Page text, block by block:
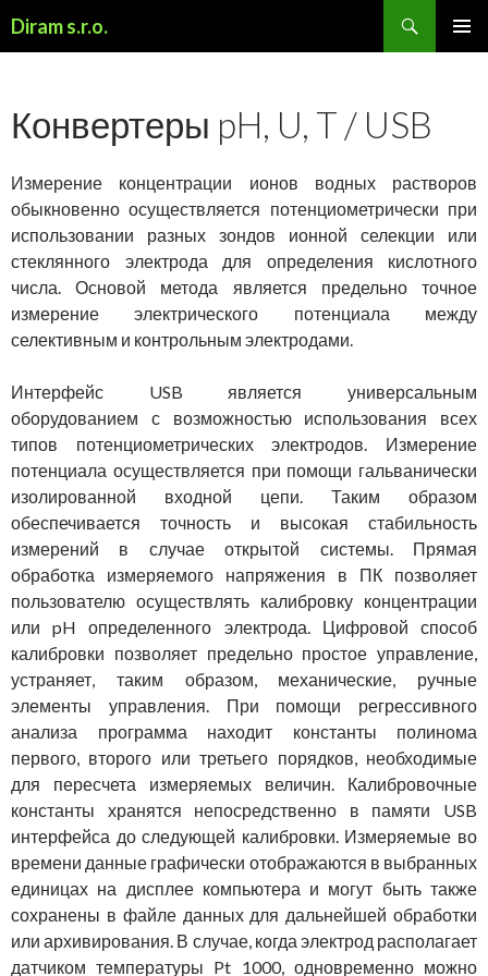
Diram s.r.o.
Конвертеры pH, U, T / USB
Измерение концентрации ионов водных растворов
обыкновенно осуществляется потенциометрически при
использовании разных зондов ионной селекции или
стеклянного электрода для определения кислотного
числа. Основой метода является предельно точное
измерение электрического потенциала между
селективным и контрольным электродами.
Интерфейс USB является универсальным
оборудованием с возможностью использования всех
типов потенциометрических электродов. Измерение
потенциала осуществляется при помощи гальванически
изолированной входной цепи. Таким образом
обеспечивается точность и высокая стабильность
измерений в случае открытой системы. Прямая
обработка измеряемого напряжения в ПК позволяет
пользователю осуществлять калибровку концентрации
или pH определенного электрода. Цифровой способ
калибровки позволяет предельно простое управление,
устраняет, таким образом, механические, ручные
элементы управления. При помощи регрессивного
анализа программа находит константы полинома
первого, второго или третьего порядков, необходимые
для пересчета измеряемых величин. Калибровочные
константы хранятся непосредственно в памяти USB
интерфейса до следующей калибровки. Измеряемые во
времени данные графически отображаются в выбранных
единицах на дисплее компьютера и могут быть также
сохранены в файле данных для дальнейшей обработки
или архивирования. В случае, когда электрод располагает
датчиком температуры Pt 1000, одновременно можно